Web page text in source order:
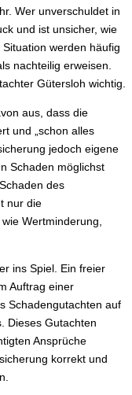
Wer unverschuldet in
und ist unsicher, wie
werden häufig
nachteilig erweisen.
Gütersloh wichtig.
aus, dass die
und „schon alles
jedoch eigene
Schaden möglichst
des
nur die
Wertminderung,
ins Spiel. Ein freier
Auftrag einer
Schadengutachten auf
Dieses Gutachten
Ansprüche
korrekt und